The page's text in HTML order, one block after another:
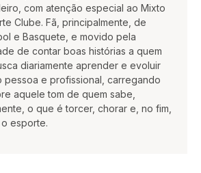
com atenção especial ao Mixto
Clube. Fã, principalmente, de
e Basquete, e movido pela
de contar boas histórias a quem
diariamente aprender e evoluir
pessoa e profissional, carregando
aquele tom de quem sabe,
o que é torcer, chorar e, no fim,
o esporte.